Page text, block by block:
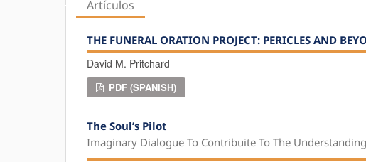
Artículos
THE FUNERAL ORATION PROJECT: PERICLES AND
David M. Pritchard
PDF (SPANISH)
The Soul’s Pilot
Imaginary Dialogue To Contribuite To The